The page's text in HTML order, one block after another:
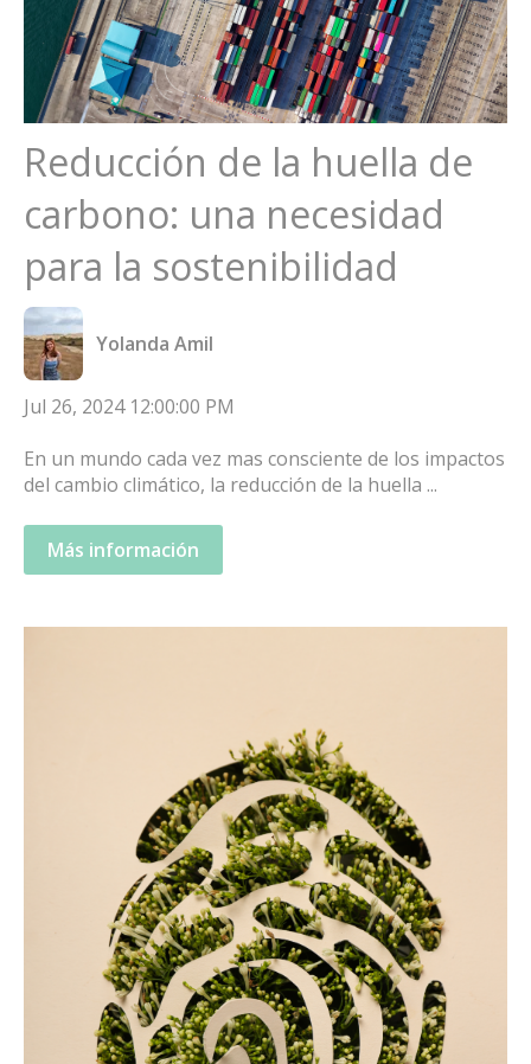
Reducción de la huella de
carbono: una necesidad
para la sostenibilidad
Yolanda Amil
Jul 26, 2024 12:00:00 PM
En un mundo cada vez mas consciente de los impactos
del cambio climático, la reducción de la huella ...
Más información